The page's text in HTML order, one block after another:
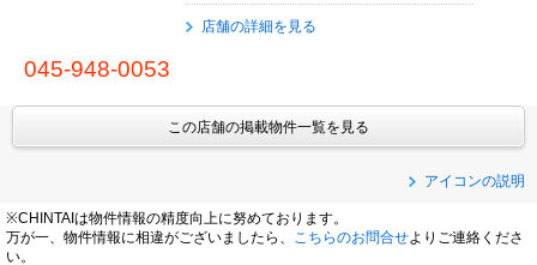
店舗の詳細を見る
045-948-0053
この店舗の掲載物件一覧を見る
アイコンの説明
※CHINTAIは物件情報の精度向上に努めております。
万が一、物件情報に相違がございましたら、
こちらのお問合せよりご連絡くださ
い。